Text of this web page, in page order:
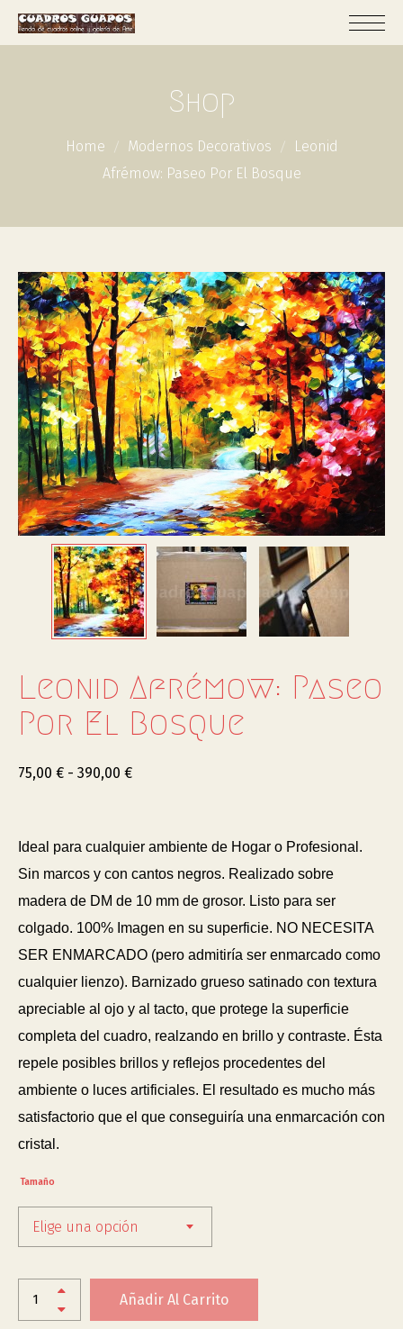
Shop
Home Modernos Decorativos
Leonid
Afrémow: Paseo Por El Bosque
Leonid Afrémow: Paseo
Por El Bosque
75,00 € - 390,00 €
Ideal para cualquier ambiente de Hogar o Profesional.
Sin marcos y con cantos negros. Realizado sobre
madera de DM de 10 mm de grosor. Listo para ser
colgado. 100% Imagen en su superficie. NO NECESITA
SER ENMARCADO (pero admitiría ser enmarcado como
cualquier lienzo). Barnizado grueso satinado con textura
apreciable al ojo y al tacto, que protege la superficie
completa del cuadro, realzando en brillo y contraste. Ésta
repele posibles brillos y reflejos procedentes del
ambiente o luces artificiales. El resultado es mucho más
satisfactorio que el que conseguiría una enmarcación con
cristal.
Tamaño
Elige una opción
Añadir Al Carrito